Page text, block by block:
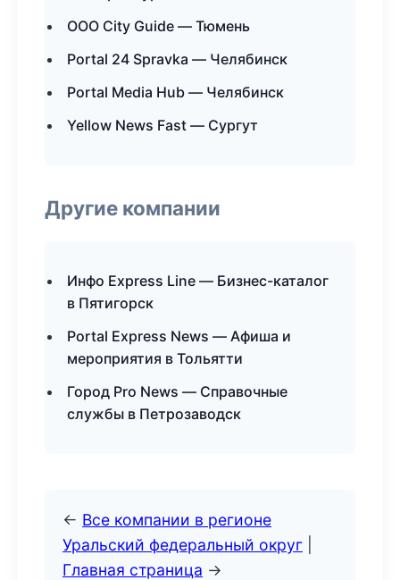
ООО City Guide — Тюмень
Portal 24 Spravka — Челябинск
Portal Media Hub — Челябинск
Yellow News Fast — Сургут
Другие компании
Инфо Express Line — Бизнес-каталог
в Пятигорск
Portal Express News — Афиша и
мероприятия в Тольятти
Город Pro News — Справочные
службы в Петрозаводск
← Все компании в регионе
Уральский федеральный округ
Главная страница →